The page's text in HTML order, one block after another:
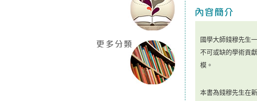
國學大師錢穆先生
不可或缺的學術貢
模。
本書為錢穆先生在